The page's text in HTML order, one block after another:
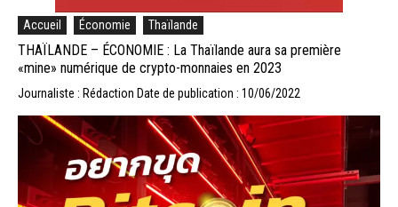
Accueil Économie Thaïlande
THAÏLANDE – ÉCONOMIE : La Thaïlande aura sa première
«mine» numérique de crypto-monnaies en 2023
Journaliste : Rédaction Date de publication : 10/06/2022